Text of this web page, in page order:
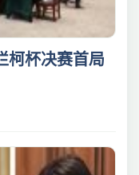
柯杯决赛首局